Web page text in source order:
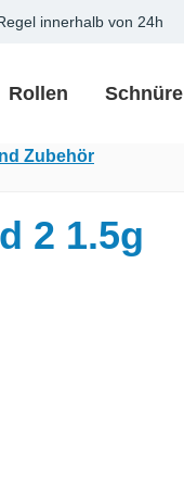
innerhalb von 24h
Rollen Schnüre
Zubehör
2 1.5g